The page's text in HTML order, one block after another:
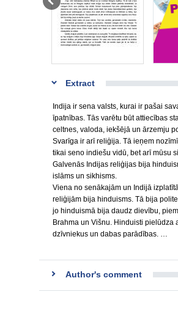
Extract
Indija ir sena valsts, kurai ir pašai
īpatnības. Tās varētu būt attiecības
celtnes, valoda, iekšējā un ārzemju
Svarīga ir arī reliģija. Tā ieņem
tikai seno indiešu vidū, bet arī mūsu
Galvenās Indijas reliģijas bija
islāms un sikhisms.
Viena no senākajām un Indijā
reliģijām bija hinduisms. Tā bija
jo hinduismā bija daudz dievību,
Brahma un Višnu. Hinduisti pielūdza
dzīvniekus un dabas parādības. …
Author's comment